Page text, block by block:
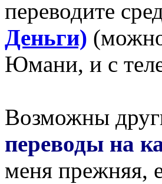
переводите
Деньги)
Юмани, и с
Возможны
переводы на
меня прежняя,